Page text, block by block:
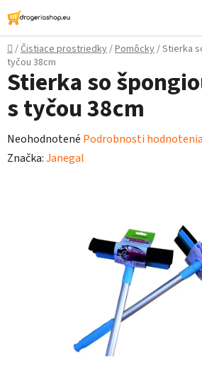
Prejsť
na
obsah
Domov
/Čistiace prostriedky/Pomôcky/Stierka
tyčou 38cm
Stierka so
s tyčou 38cm
Priemerné
hodnotenie
Neohodnotené Podrobnosti hodnotenia
Značka:Janegal